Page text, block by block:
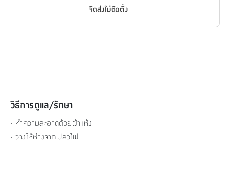
จัดส่งไม่ติดตั้ง
วิธีการดูแล/รักษา
- ทำความสะอาดด้วยผ้าแห้ง
- วางให้ห่างจากเปลวไฟ